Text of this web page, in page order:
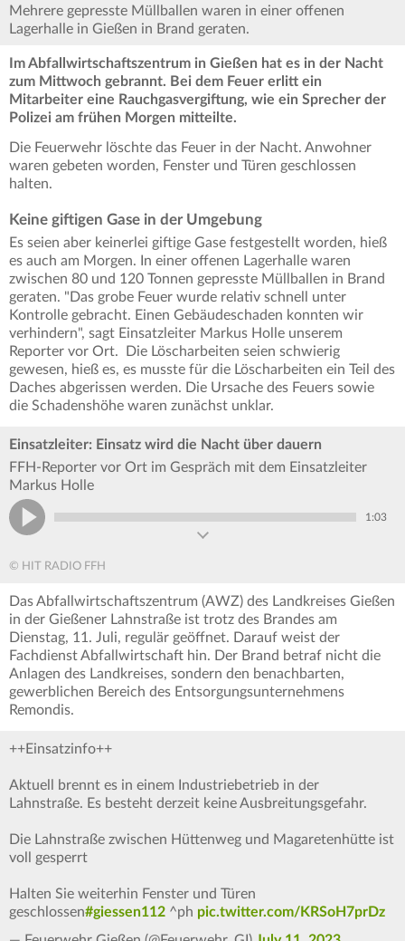
Mehrere gepresste Müllballen waren in einer offenen
Lagerhalle in Gießen in Brand geraten.
Im Abfallwirtschaftszentrum in Gießen hat es in der Nacht
zum Mittwoch gebrannt. Bei dem Feuer erlitt ein
Mitarbeiter eine Rauchgasvergiftung, wie ein Sprecher der
Polizei am frühen Morgen mitteilte.
Die Feuerwehr löschte das Feuer in der Nacht. Anwohner
waren gebeten worden, Fenster und Türen geschlossen
halten.
Keine giftigen Gase in der Umgebung
Es seien aber keinerlei giftige Gase festgestellt worden, hieß
es auch am Morgen. In einer offenen Lagerhalle waren
zwischen 80 und 120 Tonnen gepresste Müllballen in Brand
geraten. "Das grobe Feuer wurde relativ schnell unter
Kontrolle gebracht. Einen Gebäudeschaden konnten wir
verhindern", sagt Einsatzleiter Markus Holle unserem
Reporter vor Ort. Die Löscharbeiten seien schwierig
gewesen, hieß es, es musste für die Löscharbeiten ein Teil des
Daches abgerissen werden. Die Ursache des Feuers sowie
die Schadenshöhe waren zunächst unklar.
Einsatzleiter: Einsatz wird die Nacht über dauern
FFH-Reporter vor Ort im Gespräch mit dem Einsatzleiter
Markus Holle
1:03
© HIT RADIO FFH
Das Abfallwirtschaftszentrum (AWZ) des Landkreises Gießen
in der Gießener Lahnstraße ist trotz des Brandes am
Dienstag, 11. Juli, regulär geöffnet. Darauf weist der
Fachdienst Abfallwirtschaft hin. Der Brand betraf nicht die
Anlagen des Landkreises, sondern den benachbarten,
gewerblichen Bereich des Entsorgungsunternehmens
Remondis.
++Einsatzinfo++
Aktuell brennt es in einem Industriebetrieb in der
Lahnstraße. Es besteht derzeit keine Ausbreitungsgefahr.
Die Lahnstraße zwischen Hüttenweg und Magaretenhütte ist
voll gesperrt
Halten Sie weiterhin Fenster und Türen
geschlossen#giessen112 ^ph pic.twitter.com/KRSoH7prDz